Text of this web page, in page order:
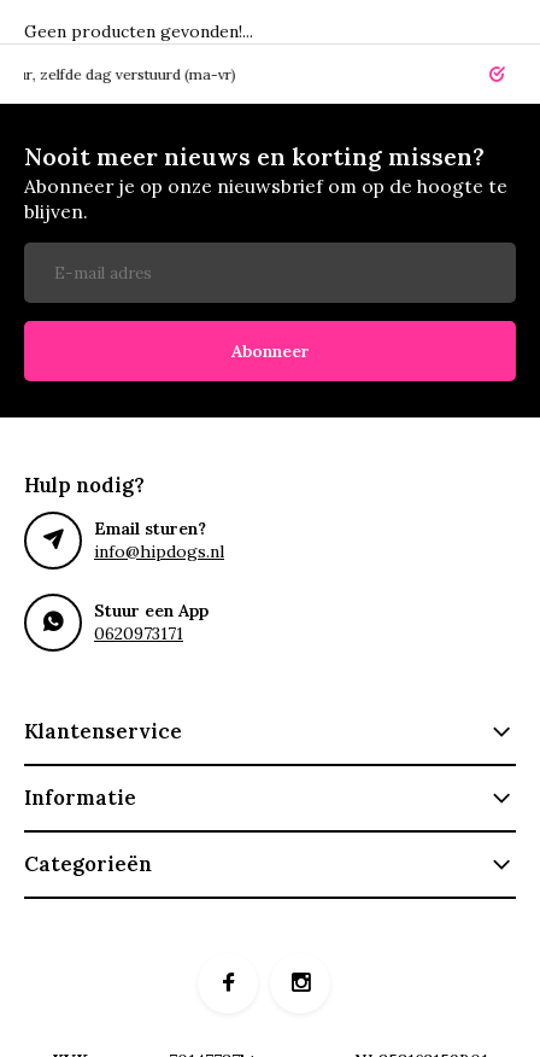
Geen producten gevonden!...
dag verstuurd (ma-vr) 14 dagen
Nooit meer nieuws en korting missen?
Abonneer je op onze nieuwsbrief om op de hoogte te
blijven.
Abonneer
Hulp nodig?
Email sturen?
info@hipdogs.nl
Stuur een App
0620973171
Klantenservice
Informatie
Categorieën